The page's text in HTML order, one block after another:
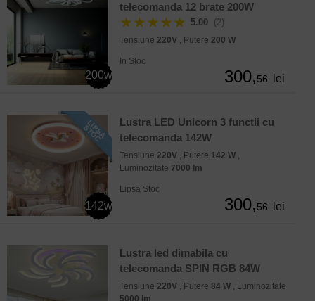
200w
telecomanda 12 brate 200W
★★★★★ 5.00 (2)
Tensiune 220V , Putere 200 W
In Stoc
300,56 lei
142w
Lustra LED Unicorn 3 functii cu
telecomanda 142W
Tensiune 220V , Putere 142 W ,
Luminozitate 7000 lm
Lipsa Stoc
300,56 lei
Lustra led dimabila cu
telecomanda SPIN RGB 84W
Tensiune 220V , Putere 84 W , Luminozitate